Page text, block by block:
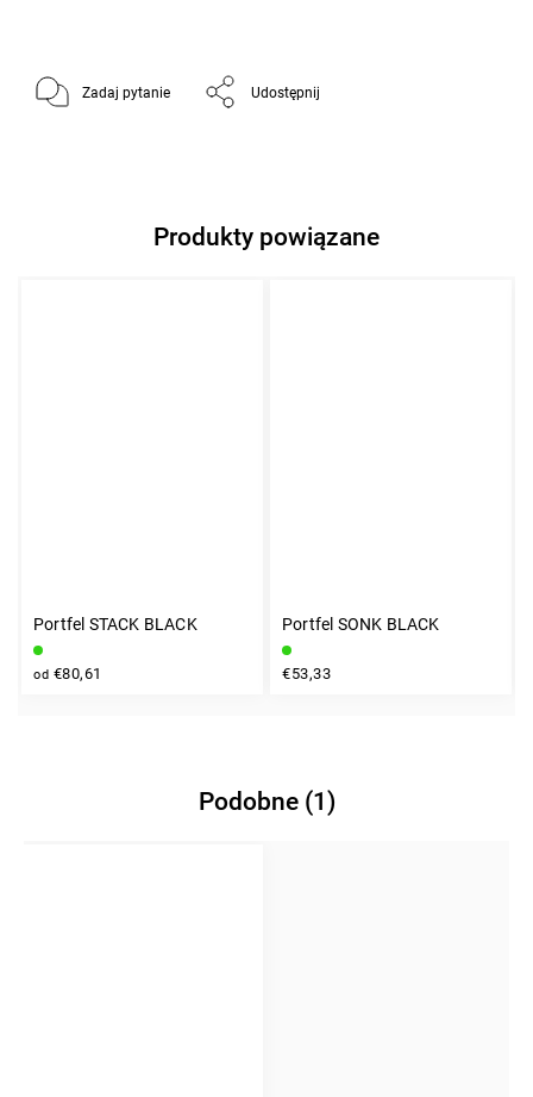
Zadaj pytanie Udostępnij
Produkty powiązane
Portfel STACK BLACK
od €80,61
Portfel SONK BLACK
€53,33
Podobne (1)